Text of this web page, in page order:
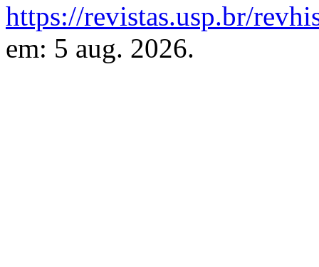
https://revistas.usp.br/
em: 5 aug. 2026.